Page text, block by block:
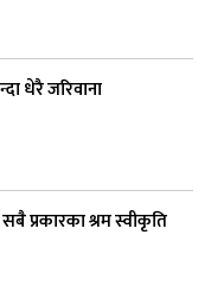
धेरै जरिवाना
प्रकारका श्रम स्वीकृति